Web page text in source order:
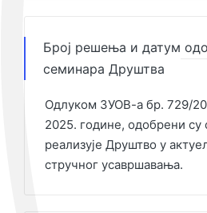
Број решења и датум
семинара Друштва
Одлуком ЗУОВ-а бр. 729/
2025. године, одобрени су
реализује Друштво у
стручног усавршавања.